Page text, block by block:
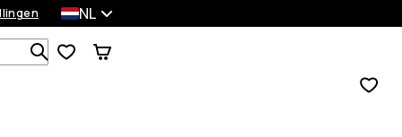
NL
Zoek in 1 000+ producten